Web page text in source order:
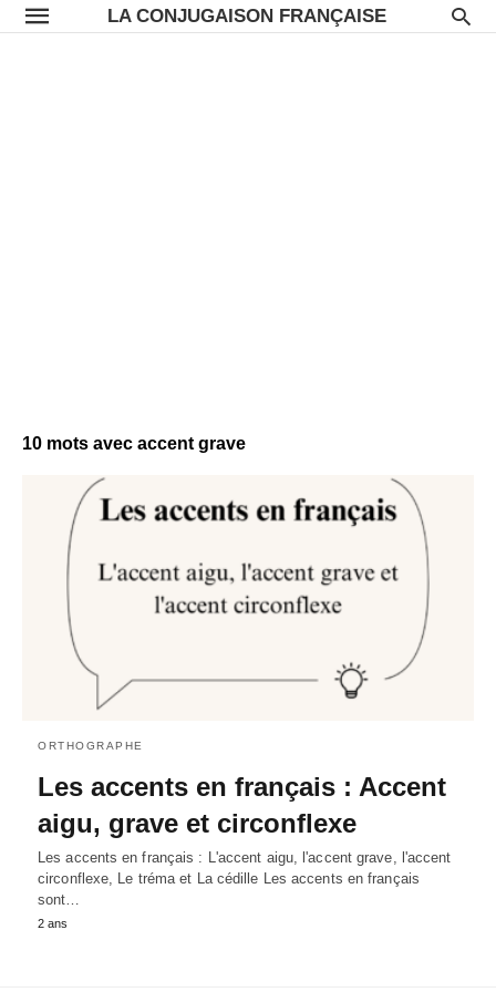
LA CONJUGAISON FRANÇAISE
10 mots avec accent grave
ORTHOGRAPHE
Les accents en français : Accent
aigu, grave et circonflexe
Les accents en français : L'accent aigu, l'accent grave, l'accent
circonflexe, Le tréma et La cédille Les accents en français
sont…
2 ans